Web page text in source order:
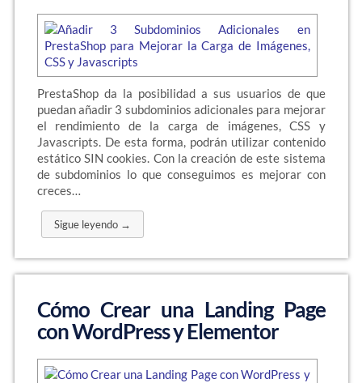
PrestaShop da la posibilidad a sus usuarios de que
puedan añadir 3 subdominios adicionales para mejorar
el rendimiento de la carga de imágenes, CSS y
Javascripts. De esta forma, podrán utilizar contenido
estático SIN cookies. Con la creación de este sistema
de subdominios lo que conseguimos es mejorar con
creces…
Sigue leyendo →
Cómo Crear una Landing Page
con WordPress y Elementor